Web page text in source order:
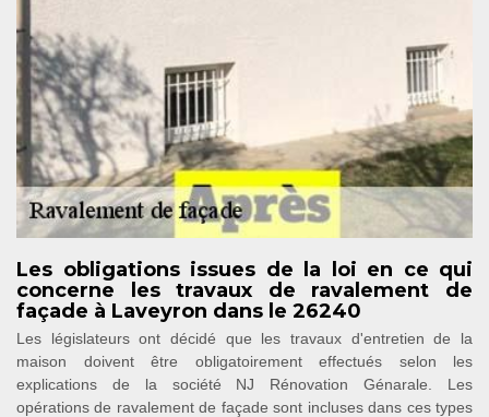
Les obligations issues de la loi en ce qui
concerne les travaux de ravalement de
façade à Laveyron dans le 26240
Les législateurs ont décidé que les travaux d'entretien de la
maison doivent être obligatoirement effectués selon les
explications de la société NJ Rénovation Génarale. Les
opérations de ravalement de façade sont incluses dans ces types